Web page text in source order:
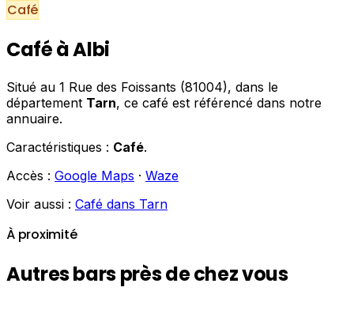
Café
Café à Albi
Situé au 1 Rue des Foissants (81004), dans le
département Tarn, ce café est référencé dans notre
annuaire.
Caractéristiques : Café.
Accès : Google Maps · Waze
Voir aussi : Café dans Tarn
À proximité
Autres bars près de chez vous